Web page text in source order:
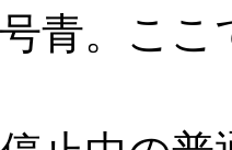
青。こ